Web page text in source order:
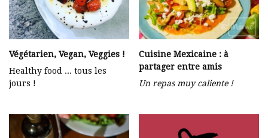
Végétarien, Vegan, Veggies !
Healthy food … tous les
jours !
Cuisine Mexicaine : à
partager entre amis
Un repas muy caliente !